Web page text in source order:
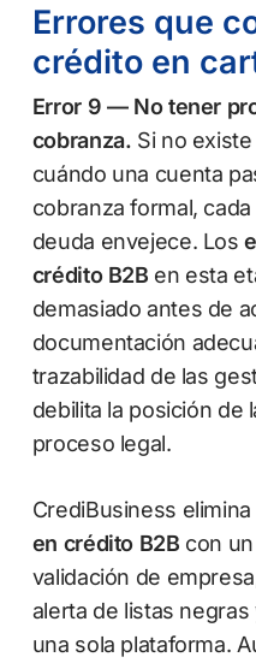
Errores que
crédito en
Error 9 — No tener
cobranza. Si no
cuándo una cuenta
cobranza formal,
deuda envejece. Los
crédito B2B en esta
demasiado antes de
documentación
trazabilidad de las
debilita la posición de
proceso legal.
CrediBusiness
en crédito B2B con
validación de
alerta de listas
una sola plataforma.